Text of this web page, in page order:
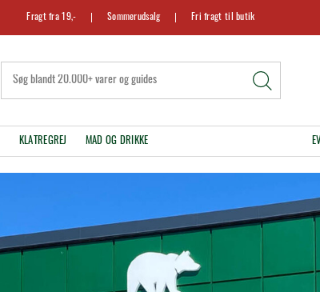
Fragt fra 19,- Sommerudsalg Fri fragt til butik
KLATREGREJ MAD OG DRIKKE